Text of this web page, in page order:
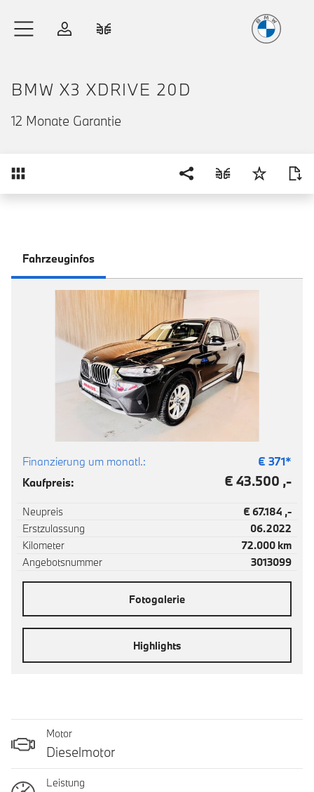
Anmelden
BMW X3 XDRIVE 20D
12 Monate Garantie
Fahrzeuginfos
Finanzierung um monatl.: € 371*
Kaufpreis:
€ 43.500 ,-
Neupreis
€ 67.184 ,-
Erstzulassung
06.2022
Kilometer
72.000 km
Angebotsnummer
3013099
Fotogalerie
Highlights
Motor
Dieselmotor
Leistung